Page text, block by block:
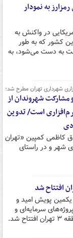
به نمودار
در واکنش به
کشور که به طور
به دست می‌شود، به
شهرداری تهران مطرح شد؛
مشارکت شهروندان از
است/ تدوین
کاظمی کمپین «تهران
شهر و در راستای
پویش امید و
سرمایه‌ای و
شد.